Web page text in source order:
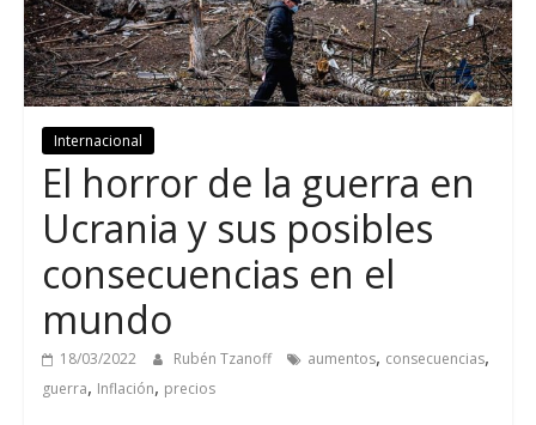
Internacional
El horror de la guerra en
Ucrania y sus posibles
consecuencias en el
mundo
18/03/2022 Rubén Tzanoff aumentos, consecuencias,
guerra, Inflación, precios